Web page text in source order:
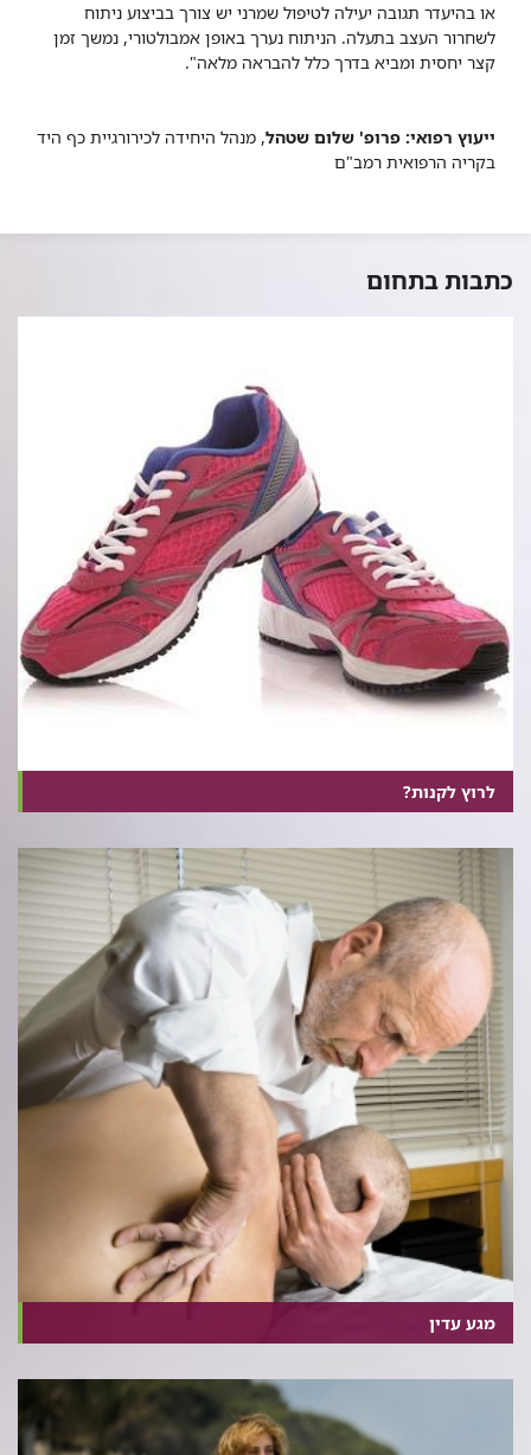
או בהיעדר תגובה יעילה לטיפול שמרני יש צורך בביצוע ניתוח
לשחרור העצב בתעלה. הניתוח נערך באופן אמבולטורי, נמשך זמן
קצר יחסית ומביא בדרך כלל להבראה מלאה".
ייעוץ רפואי: פרופ' שלום שטהל, מנהל היחידה לכירורגיית כף היד
בקריה הרפואית רמב"ם
כתבות בתחום
לרוץ לקנות?
מגע עדין